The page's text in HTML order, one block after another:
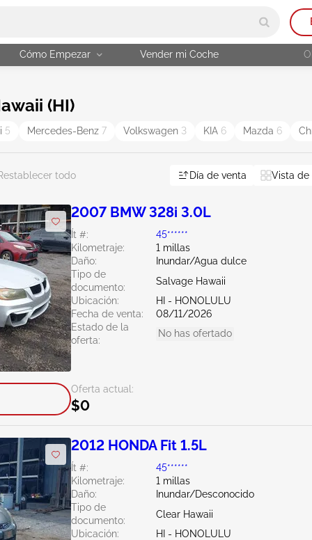
Cómo Empezar Vender mi Coche
(HI)
5 Mercedes-Benz 7 Volkswagen 3 KIA 6 Mazda 6
todo Día de venta Vista de
2007 BMW 328i 3.0L
Ít #:
45******
Kilometraje:
1 millas
Daño:
Inundar/Agua dulce
Tipo de
documento:
Salvage Hawaii
Ubicación:
HI - HONOLULU
Fecha de venta:
08/11/2026
Estado de la
oferta:
No has ofertado
Oferta actual:
$0
2012 HONDA Fit 1.5L
Ít #:
45******
Kilometraje:
1 millas
Daño:
Inundar/Desconocido
Tipo de
documento:
Clear Hawaii
Ubicación:
HI - HONOLULU